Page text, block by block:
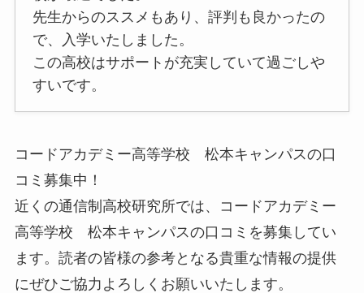
先生からのススメもあり、評判も良かったの
で、入学いたしました。
この高校はサポートが充実していて過ごしや
すいです。
コードアカデミー高等学校 松本キャンパスの口
コミ募集中！
近くの通信制高校研究所では、コードアカデミー
高等学校 松本キャンパスの口コミを募集してい
ます。読者の皆様の参考となる貴重な情報の提供
にぜひご協力よろしくお願いいたします。